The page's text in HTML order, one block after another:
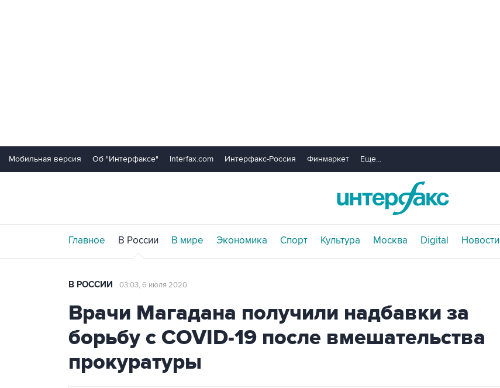
Мобильная версия Об "Интерфаксе" Interfax.com Интерфакс-Россия Финмаркет Еще...
Главное В России В мире Экономика Спорт Культура Москва Digital Новости
В РОССИИ 03:03, 6 июля 2020
Врачи Магадана получили надбавки за
борьбу с COVID-19 после вмешательства
прокуратуры